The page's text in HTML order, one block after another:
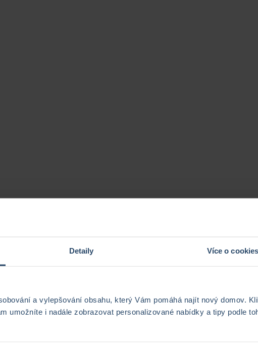
Detaily Více o cookies
a vylepšování obsahu, který Vám pomáhá najít nový domov.
umožníte i nadále zobrazovat personalizované nabídky a tipy podle